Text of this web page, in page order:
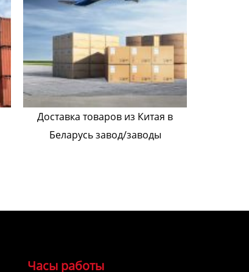
Доставка товаров из Китая в
Беларусь завод/заводы
Часы работы